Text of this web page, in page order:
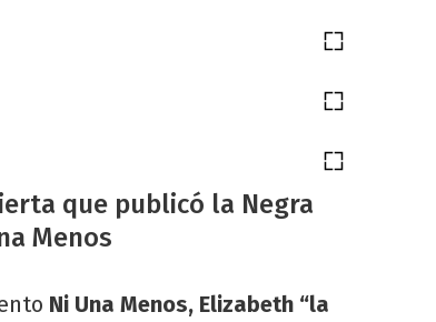
que publicó la Negra
Menos
Ni Una Menos, Elizabeth “la